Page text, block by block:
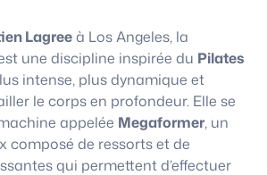
Lagreeà Los Angeles, la
une discipline inspirée du Pilates
intense, plus dynamique et
le corps en profondeur. Elle se
appelée Megaformer, un
composé de ressorts et de
qui permettent d’effectuer